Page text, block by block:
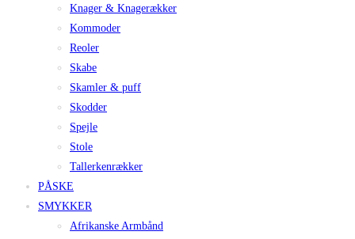
Knager & Knagerækker
Kommoder
Reoler
Skabe
Skamler & puff
Skodder
Spejle
Stole
Tallerkenrækker
PÅSKE
SMYKKER
Afrikanske Armbånd